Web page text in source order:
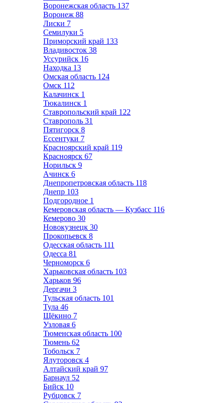
Воронежская область 137
Воронеж 88
Лиски 7
Семилуки 5
Приморский край 133
Владивосток 38
Уссурийск 16
Находка 13
Омская область 124
Омск 112
Калачинск 1
Тюкалинск 1
Ставропольский край 122
Ставрополь 31
Пятигорск 8
Ессентуки 7
Красноярский край 119
Красноярск 67
Норильск 9
Ачинск 6
Днепропетровская область 118
Днепр 103
Подгородное 1
Кемеровская область — Кузбасс 116
Кемерово 30
Новокузнецк 30
Прокопьевск 8
Одесская область 111
Одесса 81
Черноморск 6
Харьковская область 103
Харьков 96
Дергачи 3
Тульская область 101
Тула 46
Щёкино 7
Узловая 6
Тюменская область 100
Тюмень 62
Тобольск 7
Ялуторовск 4
Алтайский край 97
Барнаул 52
Бийск 10
Рубцовск 7